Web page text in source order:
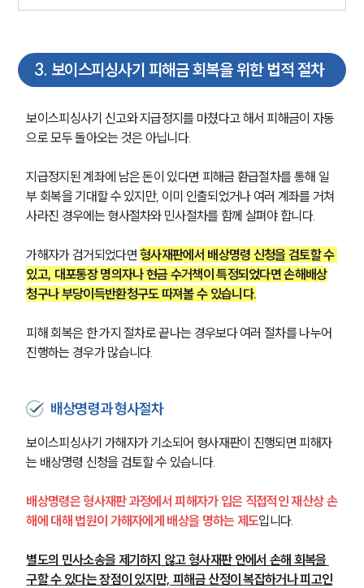
3. 보이스피싱사기 피해금 회복을 위한 법적 절차
보이스피싱사기 신고와 지급정지를 마쳤다고 해서 피해금이 자동
으로 모두 돌아오는 것은 아닙니다.
지급정지된 계좌에 남은 돈이 있다면 피해금 환급절차를 통해 일
부 회복을 기대할 수 있지만, 이미 인출되었거나 여러 계좌를 거쳐
사라진 경우에는 형사절차와 민사절차를 함께 살펴야 합니다.
가해자가 검거되었다면 형사재판에서 배상명령 신청을 검토할 수
있고, 대포통장 명의자나 현금 수거책이 특정되었다면 손해배상
청구나 부당이득반환청구도 따져볼 수 있습니다.
피해 회복은 한 가지 절차로 끝나는 경우보다 여러 절차를 나누어
진행하는 경우가 많습니다.
배상명령과 형사절차
보이스피싱사기 가해자가 기소되어 형사재판이 진행되면 피해자
는 배상명령 신청을 검토할 수 있습니다.
배상명령은 형사재판 과정에서 피해자가 입은 직접적인 재산상 손
해에 대해 법원이 가해자에게 배상을 명하는 제도입니다.
별도의 민사소송을 제기하지 않고 형사재판 안에서 손해 회복을
구할 수 있다는 장점이 있지만, 피해금 산정이 복잡하거나 피고인